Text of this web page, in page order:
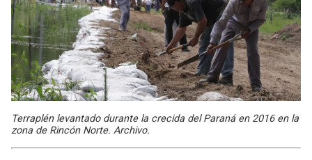
Terraplén levantado durante la crecida del Paraná en 2016 en la
zona de Rincón Norte. Archivo.